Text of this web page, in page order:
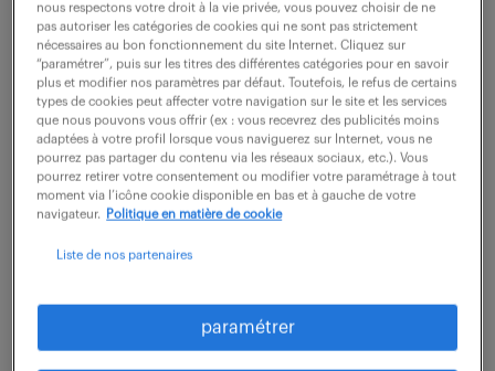
5 août 2026
Cholet (49) intérim
3 mois
35 000 € / an
Vous accompagnez les équipes de production pour la
mise sous contrôle des bonnes pratiques, la
formation des nouveaux arrivants et le maintien
voir l'offre
nous respectons votre droit à la vie privée, vous pouvez choisir de ne
pas autoriser les catégories de cookies qui ne sont pas strictement
nécessaires au bon fonctionnement du site Internet. Cliquez sur
“paramétrer”, puis sur les titres des différentes catégories pour en savoir
plus et modifier nos paramètres par défaut. Toutefois, le refus de certains
types de cookies peut affecter votre navigation sur le site et les services
que nous pouvons vous offrir (ex : vous recevrez des publicités moins
adaptées à votre profil lorsque vous naviguerez sur Internet, vous ne
pourrez pas partager du contenu via les réseaux sociaux, etc.). Vous
pourrez retirer votre consentement ou modifier votre paramétrage à tout
moment via l’icône cookie disponible en bas et à gauche de votre
navigateur.
Politique en matière de cookie
Liste de nos partenaires
paramétrer